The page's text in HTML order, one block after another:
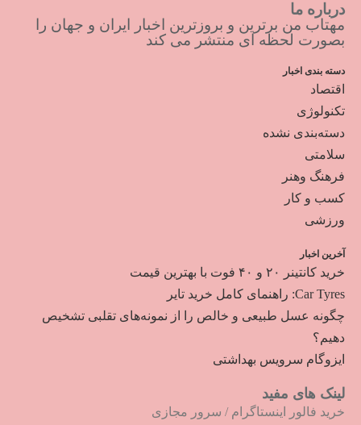
درباره ما
مهتاب من برترین و بروزترین اخبار ایران و جهان را
بصورت لحظه ای منتشر می کند
دسته بندی اخبار
اقتصاد
تکنولوژی
دسته‌بندی نشده
سلامتی
فرهنگ وهنر
کسب و کار
ورزشی
آخرین اخبار
خرید کانتینر ۲۰ و ۴۰ فوت با بهترین قیمت
Car Tyres: راهنمای کامل خرید تایر
چگونه عسل طبیعی و خالص را از نمونه‌های تقلبی تشخیص
دهیم؟
ایزوگام سرویس بهداشتی
لینک های مفید
خرید فالور اینستاگرام / سرور مجازی